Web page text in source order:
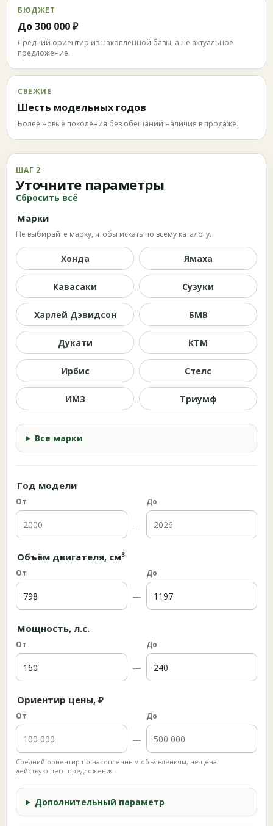
БЮДЖЕТ
До 300 000 ₽
Средний ориентир из накопленной базы, а не актуальное
предложение.
СВЕЖИЕ
Шесть модельных годов
Более новые поколения без обещаний наличия в продаже.
ШАГ 2
Уточните параметры
Сбросить всё
Марки
Не выбирайте марку, чтобы искать по всему каталогу.
Хонда Ямаха
Кавасаки Сузуки
Харлей Дэвидсон БМВ
Дукати КТМ
Ирбис Стелс
ИМЗ Триумф
Все марки
Год модели
От
—
До
Объём двигателя, см³
От
—
До
Мощность, л.с.
От
—
До
Ориентир цены, ₽
От
—
До
Средний ориентир по накопленным объявлениям, не цена
действующего предложения.
Дополнительный параметр